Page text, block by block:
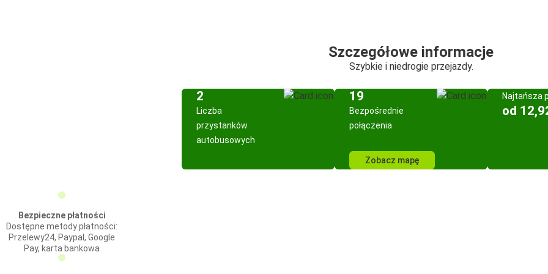
Szczegółowe informacje
Szybkie i niedrogie przejazdy.
2
Liczba
przystanków
autobusowych
19
Bezpośrednie
połączenia
Zobacz mapę
Najtańsza
od
Bezpieczne płatności
Dostępne metody płatności:
Przelewy24, Paypal, Google
Pay, karta bankowa